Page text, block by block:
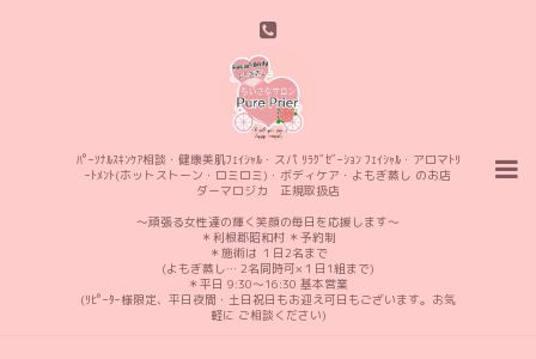
ﾊﾟｰｿﾅﾙｽｷﾝｹｱ相談・健康美肌ﾌｪｲｼｬﾙ・スパ ﾘﾗｸﾞｾﾞｰｼｮﾝ ﾌｪｲｼｬﾙ・アロマﾄﾘ
ｰﾄﾒﾝﾄ(ホットストーン・ロミロミ)・ボディケア・よもぎ蒸し のお店
ダーマロジカ 正規取扱店
〜頑張る女性達の輝く笑顔の毎日を応援します〜
＊利根郡昭和村 ＊予約制
＊施術は １日2名まで
(よもぎ蒸し… 2名同時可×１日1組まで)
＊平日 9:30〜16:30 基本営業
(ﾘﾋﾟｰﾀｰ様限定、平日夜間・土日祝日もお迎え可日もございます。お気
軽に ご相談ください)